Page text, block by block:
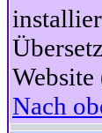
Nach